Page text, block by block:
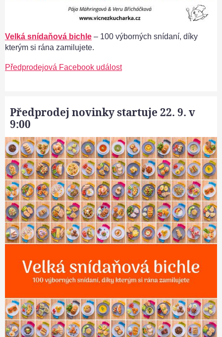
Velká snídaňová bichle – 100 výborných snídaní, díky
kterým si rána zamilujete.
Předprodejová Facebook událost
Předprodej novinky startuje 22. 9. v
9:00